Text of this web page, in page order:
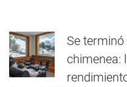
Se
chimenea: